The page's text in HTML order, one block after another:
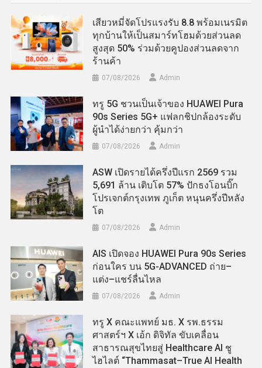
เสียวหมี่จัดโปรแรงรับ 8.8 พร้อมเนรมิต
ทุกบ้านให้เป็นสมาร์ทโฮมด้วยส่วนลด
สูงสุด 50% ร่วมด้วยคูปองส่วนลดจาก
ร้านค้า
07/08/2026 Admin
ทรู 5G ชวนเป็นเจ้าของ HUAWEI Pura
90s Series 5G+ แฟลกชิปกล้องระดับ
ผู้นำได้ง่ายกว่า คุ้มกว่า
07/08/2026 Admin
ASW เปิดรายได้ครึ่งปีแรก 2569 รวม
5,691 ล้าน เติบโต 57% ปักธงโอนบิ๊ก
โปรเจกต์กรุงเทพ ภูเก็ต หนุนครึ่งปีหลัง
โต
07/08/2026 Admin
AIS เปิดจอง HUAWEI Pura 90s Series
ก่อนใคร บน 5G-ADVANCED ถ่าย–
แต่ง–แชร์ลื่นไหล
07/08/2026 Admin
ทรู X คณะแพทย์ มธ. X รพ.ธรรม
ศาสตร์ฯ X เอ้ก ดิจิทัล ขับเคลื่อน
สาธารณสุขไทยสู่ Healthcare AI ชู
ไฮไลต์ “Thammasat–True AI Health